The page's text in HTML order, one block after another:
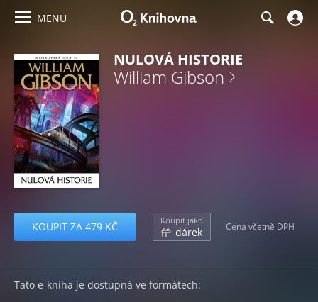
MENU
NULOVÁ HISTORIE
William Gibson
KOUPIT ZA 479 KČ Koupit jako
dárek Cena včetně DPH
Tato e-kniha je dostupná ve formátech: